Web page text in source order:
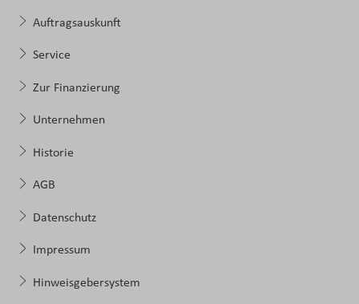
Auftragsauskunft
Service
Zur Finanzierung
Unternehmen
Historie
AGB
Datenschutz
Impressum
Hinweisgebersystem